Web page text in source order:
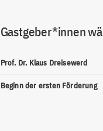
Gastgeber*innen
Prof. Dr. Klaus Dreisewerd
Beginn der ersten Förderung